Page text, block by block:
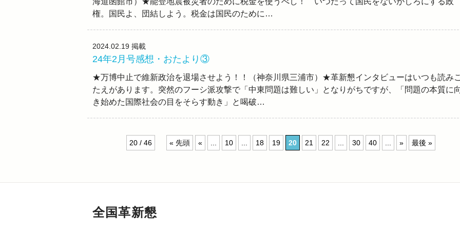
権。国民よ、団結しよう。税金は国民のために…
2024.02.19 掲載
24年2月号感想・おたより③
★万博中止で維新政治を退場させよう！！（神奈川県三浦市）★革新懇インタビューはいつも読み
たえがあります。突然のフーシ派攻撃で「中東問題は難しい」となりがちですが、「問題の本質に
き始めた国際社会の目をそらす動き」と喝破…
20 / 46 « 先頭 « 10 18 19 20 21 22 30 40 » 最後 »
全国革新懇